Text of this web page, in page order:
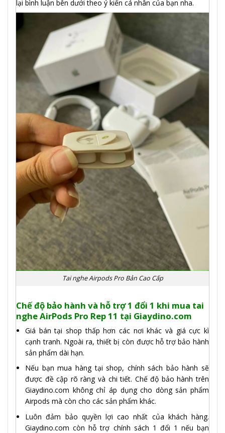
lại bình luận bên dưới theo ý kiến ​​cá nhân của bạn nha.
Tai nghe Airpods Pro Bản Cao Cấp
Chế độ bảo hành và hỗ trợ 1 đổi 1 khi mua tai
nghe AirPods Pro Rep 11 tại Giaydino.com
Giá bán tại shop thấp hơn các nơi khác và giá cực kì
cạnh tranh. Ngoài ra, thiết bị còn được hỗ trợ bảo hành
sản phẩm dài hạn.
Nếu bạn mua hàng tại shop, chính sách bảo hành sẽ
được đề cập rõ ràng và chi tiết. Chế độ bảo hành trên
Giaydino.com không chỉ áp dụng cho dòng sản phẩm
Airpods mà còn cho các sản phẩm khác.
Luôn đảm bảo quyền lợi cao nhất của khách hàng.
Giaydino.com còn hỗ trợ chính sách 1 đổi 1 nếu bạn